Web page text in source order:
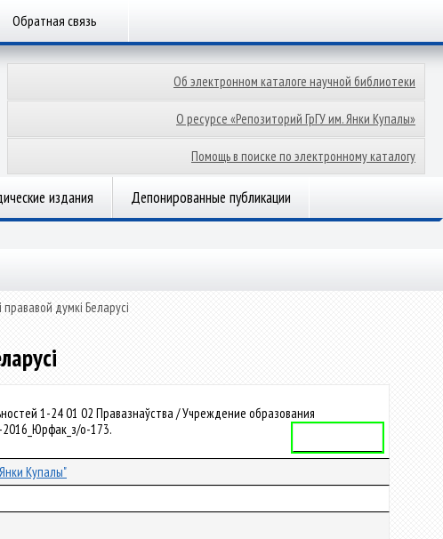
Обратная связь
Об электронном каталоге научной библиотеки
О ресурсе «Репозиторий ГрГУ им. Янки Купалы»
Помощь в поиске по электронному каталогу
издания Депонированные публикации
прававой думкі Беларусі
1-24 01 02 Правазнаўства / Учреждение образования
2016_Юрфак_з/о-173.
Купалы"